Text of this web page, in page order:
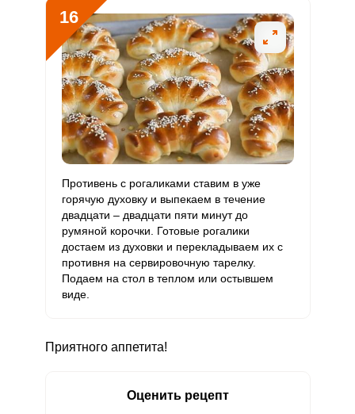
16
Противень с рогаликами ставим в уже
горячую духовку и выпекаем в течение
двадцати – двадцати пяти минут до
румяной корочки. Готовые рогалики
достаем из духовки и перекладываем их с
противня на сервировочную тарелку.
Подаем на стол в теплом или остывшем
виде.
Приятного аппетита!
Оценить рецепт